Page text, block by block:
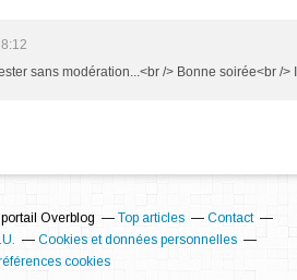
sans modération...<br /> Bonne soirée<br />
Overblog Top articles
Contact
Cookies et données personnelles
cookies